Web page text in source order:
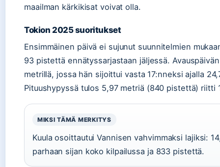
maailman kärkikisat voivat olla.
Tokion 2025 suoritukset
Ensimmäinen päivä ei sujunut suunnitelmien
93 pistettä ennätyssarjastaan jäljessä.
metrillä, jossa hän sijoittui vasta 17:nneksi ajalla
Pituushypyssä tulos 5,97 metriä (840 pistettä) riitti
MIKSI TÄMÄ MERKITYS
Kuula osoittautui Vannisen vahvimmaksi lajiksi:
parhaan sijan koko kilpailussa ja 833 pistettä.